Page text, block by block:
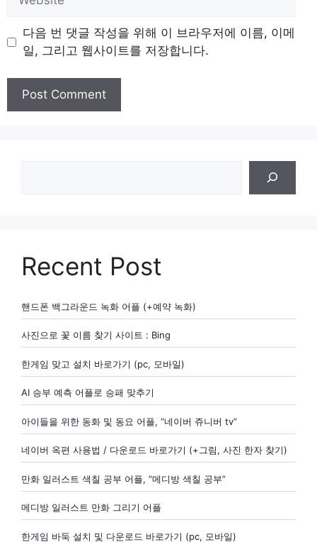
다음 번 댓글 작성을 위해 이 브라우저에 이름, 이메
일, 그리고 웹사이트를 저장합니다.
Recent Post
핸드폰 백그라운드 녹화 어플 (+예약 녹화)
사진으로 꽃 이름 찾기 사이트 : Bing
한게임 맞고 설치 바로가기 (pc, 모바일)
AI 승부 예측 어플로 승패 맞추기
아이들을 위한 동화 및 동요 어플, “네이버 쥬니버 tv”
네이버 옥편 사용법 / 다운로드 바로가기 (+그림, 사진 한자 찾기)
만화 일러스트 색칠 공부 어플, “메디방 색칠 공부”
메디방 일러스트 만화 그리기 어플
한게임 바둑 설치 및 다운로드 바로가기 (pc, 모바일)